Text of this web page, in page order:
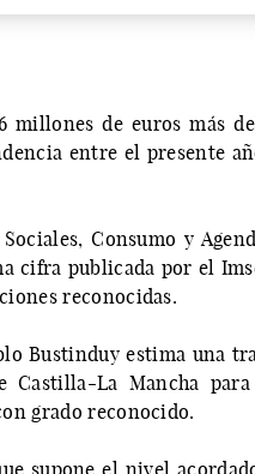
millones de euros más
entre el presente
Consumo y
cifra publicada por el
reconocidas.
Bustinduy estima una
Castilla-La Mancha
grado reconocido.